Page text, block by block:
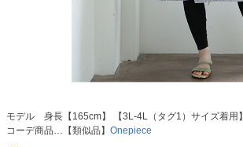
モデル 身長【165cm】 【3L-4L（タグ1）サイズ着用】
コーデ商品…【類似品】 Onepiece